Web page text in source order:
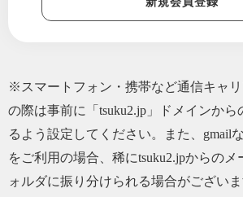
※スマートフォン・携帯など通信キャ
の際は事前に「tsuku2.jp」ドメインか
るよう設定してください。また、gmail
をご利用の場合、稀にtsuku2.jpからの
ォルダに振り分けられる場合がござい